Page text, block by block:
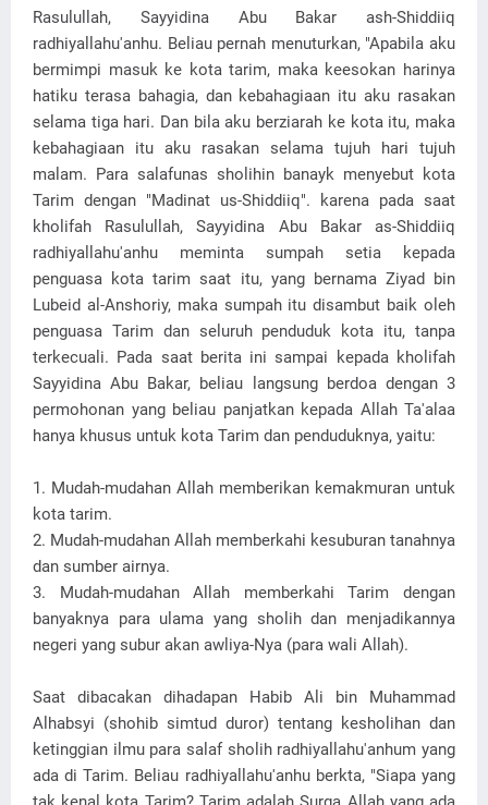
Rasulullah, Sayyidina Abu Bakar ash-Shiddiiq
radhiyallahu'anhu. Beliau pernah menuturkan, "Apabila aku
bermimpi masuk ke kota tarim, maka keesokan harinya
hatiku terasa bahagia, dan kebahagiaan itu aku rasakan
selama tiga hari. Dan bila aku berziarah ke kota itu, maka
kebahagiaan itu aku rasakan selama tujuh hari tujuh
malam. Para salafunas sholihin banayk menyebut kota
Tarim dengan "Madinat us-Shiddiiq". karena pada saat
kholifah Rasulullah, Sayyidina Abu Bakar as-Shiddiiq
radhiyallahu'anhu meminta sumpah setia kepada
penguasa kota tarim saat itu, yang bernama Ziyad bin
Lubeid al-Anshoriy, maka sumpah itu disambut baik oleh
penguasa Tarim dan seluruh penduduk kota itu, tanpa
terkecuali. Pada saat berita ini sampai kepada kholifah
Sayyidina Abu Bakar, beliau langsung berdoa dengan 3
permohonan yang beliau panjatkan kepada Allah Ta'alaa
hanya khusus untuk kota Tarim dan penduduknya, yaitu:
1. Mudah-mudahan Allah memberikan kemakmuran untuk
kota tarim.
2. Mudah-mudahan Allah memberkahi kesuburan tanahnya
dan sumber airnya.
3. Mudah-mudahan Allah memberkahi Tarim dengan
banyaknya para ulama yang sholih dan menjadikannya
negeri yang subur akan awliya-Nya (para wali Allah).
Saat dibacakan dihadapan Habib Ali bin Muhammad
Alhabsyi (shohib simtud duror) tentang kesholihan dan
ketinggian ilmu para salaf sholih radhiyallahu'anhum yang
ada di Tarim. Beliau radhiyallahu'anhu berkta, "Siapa yang